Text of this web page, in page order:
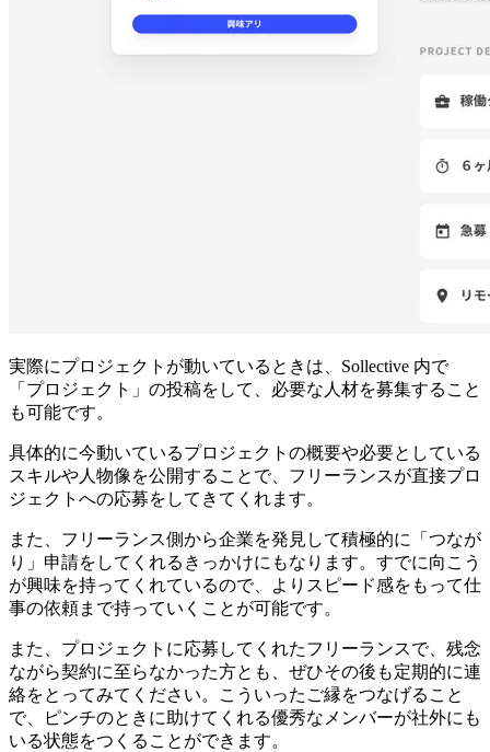
実際にプロジェクトが動いているときは、Sollective 内で
「プロジェクト」の投稿をして、必要な人材を募集すること
も可能です。
具体的に今動いているプロジェクトの概要や必要としている
スキルや人物像を公開することで、フリーランスが直接プロ
ジェクトへの応募をしてきてくれます。
また、フリーランス側から企業を発見して積極的に「つなが
り」申請をしてくれるきっかけにもなります。 すでに向こう
が興味を持ってくれているので、よりスピード感をもって仕
事の依頼まで持っていくことが可能です。
また、プロジェクトに応募してくれたフリーランスで、残念
ながら契約に至らなかった方とも、ぜひその後も定期的に連
絡をとってみてください。
こういったご縁をつなげること
で、ピンチのときに助けてくれる優秀なメンバーが社外にも
いる状態をつくることができます。